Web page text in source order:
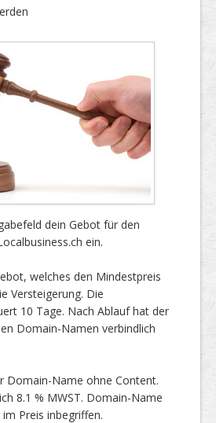
dein Gebot für den
ein.
welches den Mindestpreis
Versteigerung. Die
10 Tage. Nach Ablauf hat der
Domain-Namen verbindlich
Domain-Name ohne Content.
8.1 % MWST. Domain-Name
Preis inbegriffen.